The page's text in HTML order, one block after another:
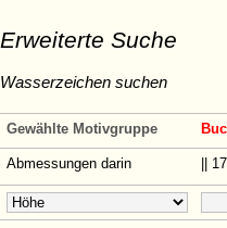
Erweiterte Suche
Wasserzeichen suchen
Gewählte Motivgruppe
Abmessungen darin ||